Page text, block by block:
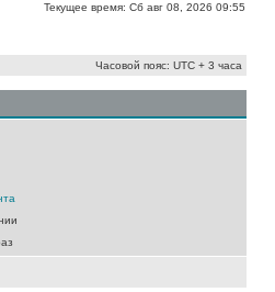
Текущее время: Сб авг 08, 2026 09:55
Часовой пояс: UTC + 3 часа